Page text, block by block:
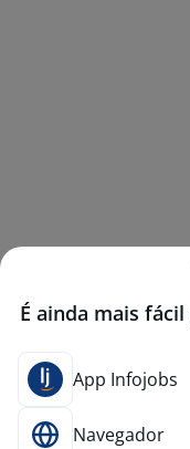
É ainda mais
App Infojobs
Navegador